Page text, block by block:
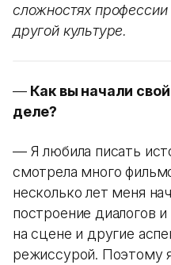
сложностях
другой культуре.
—Как вы начали
деле?
— Я любила писать
смотрела много
несколько лет меня
построение диалогов
на сцене и другие
режиссурой. Поэтому